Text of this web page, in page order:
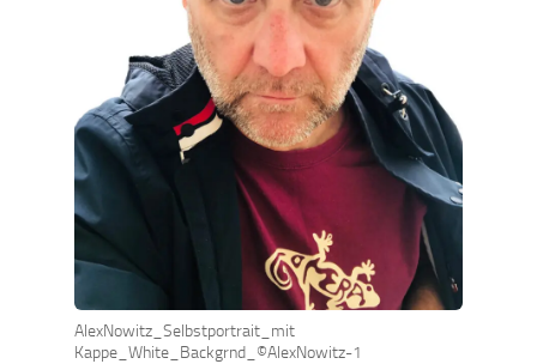
AlexNowitz_Selbstportrait_mit
Kappe_White_Backgrnd_©AlexNowitz-1